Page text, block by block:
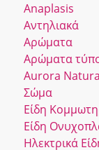
Anaplasis
Αντηλιακά
Αρώματα
Αρώματα
Αurora
Σώμα
Είδη
Είδη
Ηλεκτρικά